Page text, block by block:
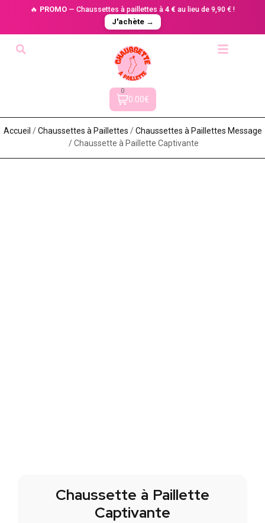
🔥 PROMO — Chaussettes à paillettes à 4 € au lieu de 9,90 € !
J'achète →
0
0.00€
Accueil /Chaussettes à Paillette​s /Chaussettes à Paillettes Message​
/ Chaussette à Paillette Captivante
Chaussette à Paillette
Captivante